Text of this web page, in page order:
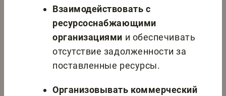
Взаимодействовать с
ресурсоснабжающими
организациями и обеспечивать
отсутствие задолженности за
поставленные ресурсы.
Организовывать коммерческий